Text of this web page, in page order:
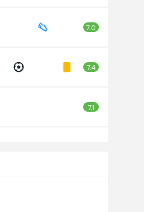
7.0
7.4
7.1